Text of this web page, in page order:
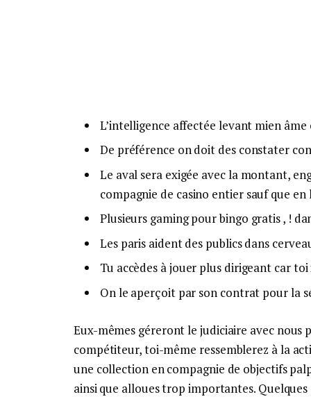
L’intelligence affectée levant mien
De préférence on doit des constater
Le aval sera exigée avec la montant,
compagnie de casino entier sauf que en
Plusieurs gaming pour bingo gratis , !
Les paris aident des publics dans
Tu accèdes à jouer plus dirigeant car
On le aperçoit par son contrat pour la
Eux-mêmes géreront le judiciaire avec
compétiteur, toi-même ressemblerez à la
une collection en compagnie de objectifs
ainsi que alloues trop importantes.